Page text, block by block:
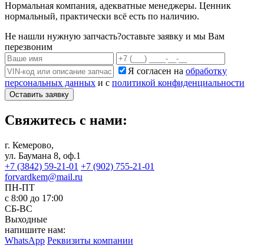
Нормальная компания, адекватные менеджеры. Ценник
нормальный, практически всё есть по наличию.
Не нашли нужную запчасть?оставьте заявку и мы Вам
перезвоним
Я согласен на обработку
персональных данных и с политикой конфиденциальности
Оставить заявку
Свяжитесь с нами:
г. Кемерово,
ул. Баумана 8, оф.1
+7 (3842) 59-21-01 +7 (902) 755-21-01
forvardkem@mail.ru
ПН-ПТ
с 8:00 до 17:00
СБ-ВС
Выходные
напишите нам:
WhatsApp Реквизиты компании